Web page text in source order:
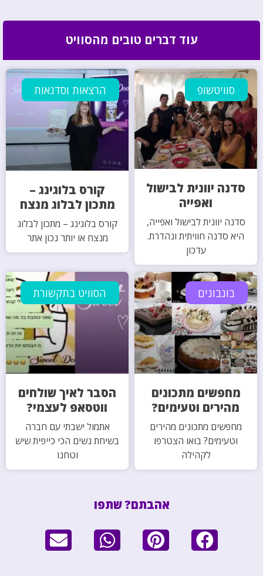
עוד דברים טובים מהסוויט
סוויטשופ
סדנה יוונית לבישול
ואפייה
סדנה יוונית לבישול ואפייה,
היא סדנה חוויתית ונהדרת.
עדכון
הרצאות וסדנאות
קורס בלוגינג –
מתכון לבלוג מנצח
קורס בלוגינג – מתכון לבלוג
מנצח או יותר נכון אתר
בונבונים
מחפשים מתכונים
מהירים וטעימים?
מחפשים מתכונים מהירים
וטעימים? בואו הצטרפו
לקהילה
הסוויט בתקשורת
הסבר לאיך שולחים
ווטסאפ לעצמי?
אתמול ישבתי עם חברה
בשיחת נשים הכי כייפית שיש
וטחנו
אהבתם? שתפו